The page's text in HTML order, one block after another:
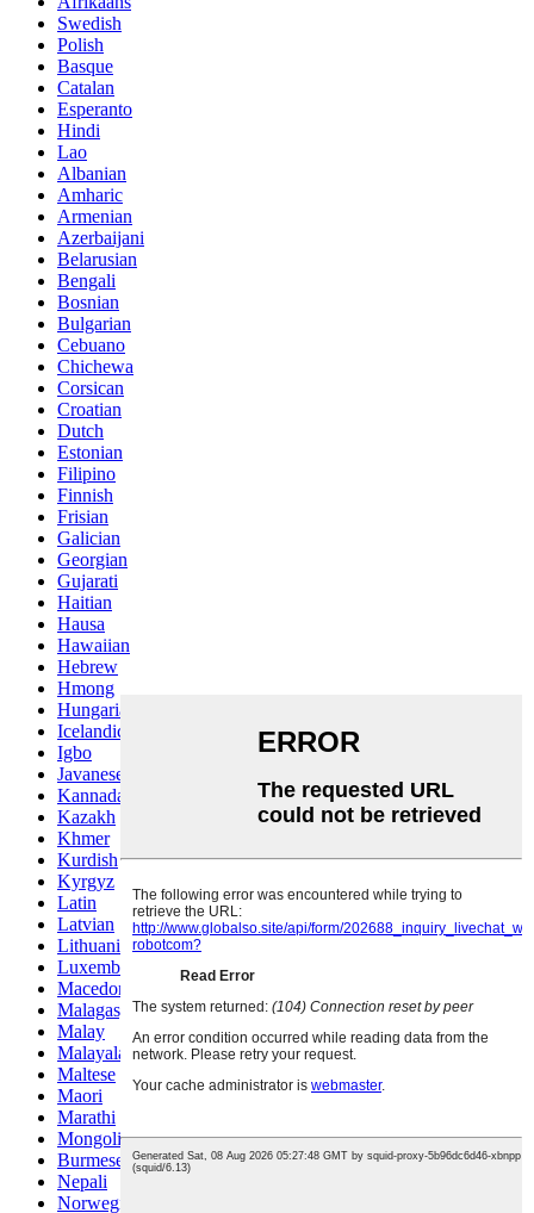
Swedish
Polish
Basque
Catalan
Esperanto
Hindi
Lao
Albanian
Amharic
Armenian
Azerbaijani
Belarusian
Bengali
Bosnian
Bulgarian
Cebuano
Chichewa
Corsican
Croatian
Dutch
Estonian
Filipino
Finnish
Frisian
Galician
Georgian
Gujarati
Haitian
Hausa
Hawaiian
Hebrew
Hmong
Hungarian
Icelandic
Igbo
Javanese
Kannada
Kazakh
Khmer
Kurdish
Kyrgyz
Latin
Latvian
Lithuanian
Luxembou..
Macedonian
Malagasy
Malay
Malayalam
Maltese
Maori
Marathi
Mongolian
Burmese
Nepali
Norwegian